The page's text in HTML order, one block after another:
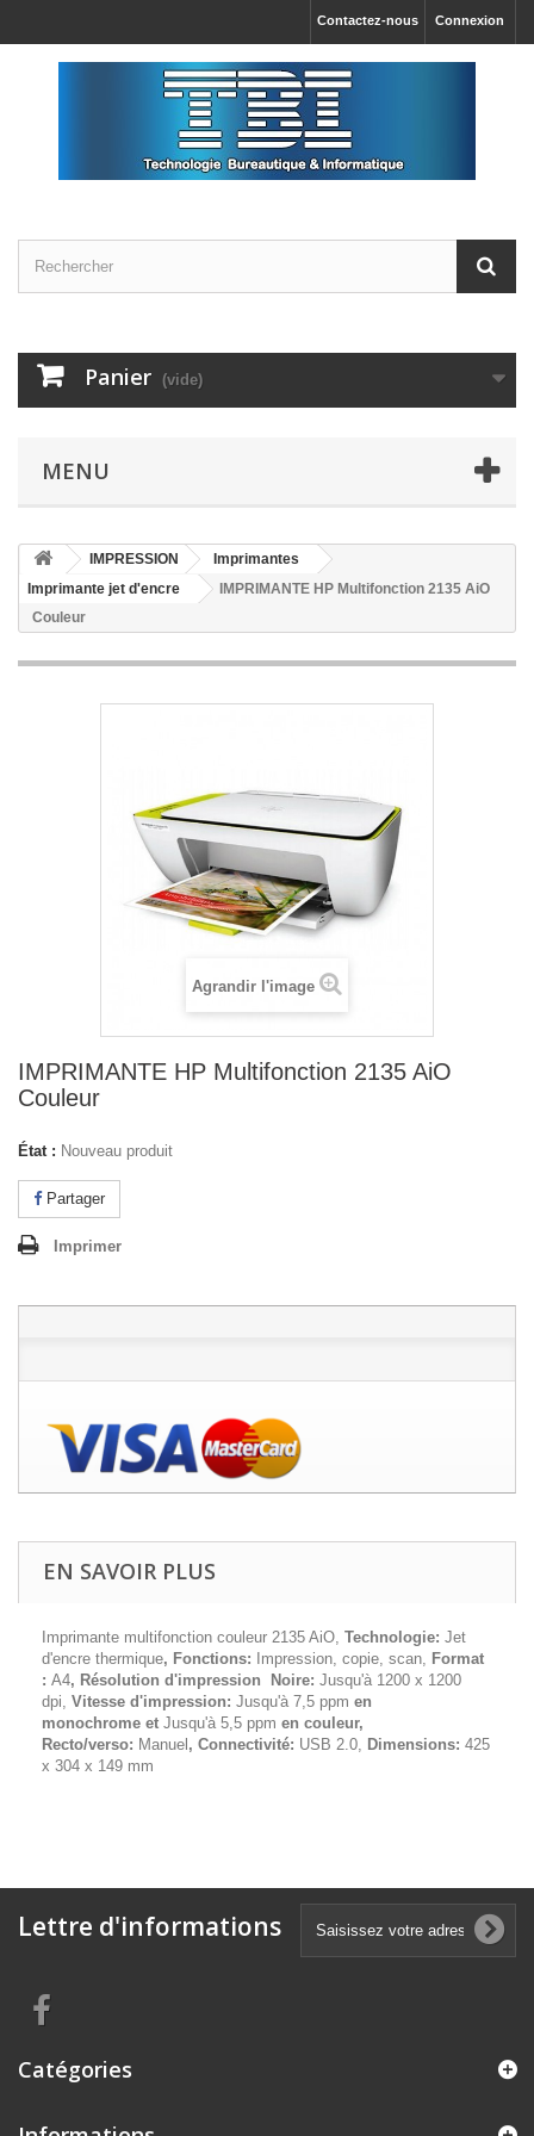
Connexion
Contactez-nous
Panier (vide)
MENU
IMPRESSION
Imprimantes
Imprimante jet d'encre
IMPRIMANTE HP Multifonction 2135 AiO
Couleur
Agrandir l'image
IMPRIMANTE HP Multifonction 2135 AiO
Couleur
État : Nouveau produit
Partager
Imprimer
EN SAVOIR PLUS
Imprimante multifonction couleur 2135 AiO, Technologie: Jet
d'encre thermique, Fonctions: Impression, copie, scan, Format
: A4, Résolution d'impression Noire: Jusqu'à 1200 x 1200
dpi, Vitesse d'impression: Jusqu'à 7,5 ppm en
monochrome et Jusqu'à 5,5 ppm en couleur,
Recto/verso: Manuel , Connectivité: USB 2.0, Dimensions: 425
x 304 x 149 mm
Lettre d'informations
Catégories